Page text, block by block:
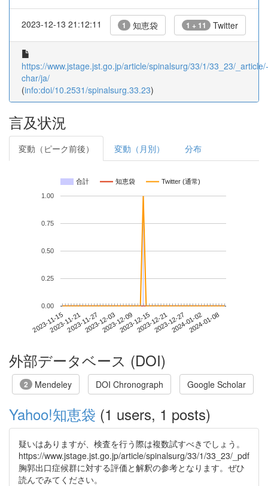
2023-12-13 21:12:11 1 知恵袋 1 + 11 Twitter
https://www.jstage.jst.go.jp/article/spinalsurg/33/1/33_23/_article/-
char/ja/
(info:doi/10.2531/spinalsurg.33.23)
言及状況
変動（ピーク前後） 変動（月別） 分布
合計 知恵袋 Twitter (通常)
2023-11-152023-11-212023-11-272023-12-032023-12-092023-12-152023-12-212023-12-272024-01-022024-01-08
0.00
0.25
0.50
0.75
1.00
外部データベース (DOI)
2 Mendeley DOI Chronograph Google Scholar
Yahoo!知恵袋 (1 users, 1 posts)
疑いはありますが、検査を行う際は複数試すべきでしょう。
https://www.jstage.jst.go.jp/article/spinalsurg/33/1/33_23/_pdf
胸郭出口症候群に対する評価と解釈の参考となります。ぜひ
読んでみてください。